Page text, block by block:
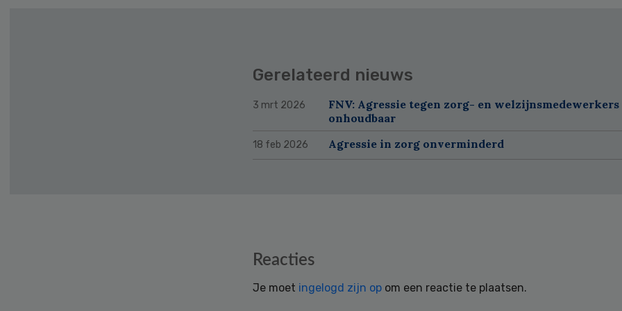
Gerelateerd nieuws
3 mrt 2026
FNV: Agressie tegen zorg- en welzijnsmedewerkers
onhoudbaar
18 feb 2026 Agressie in zorg onverminderd
Reacties
Je moet ingelogd zijn op om een reactie te plaatsen.